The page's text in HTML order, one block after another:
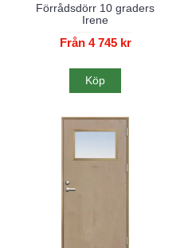
Förrådsdörr 10 graders
Irene
Från 4 745 kr
Köp